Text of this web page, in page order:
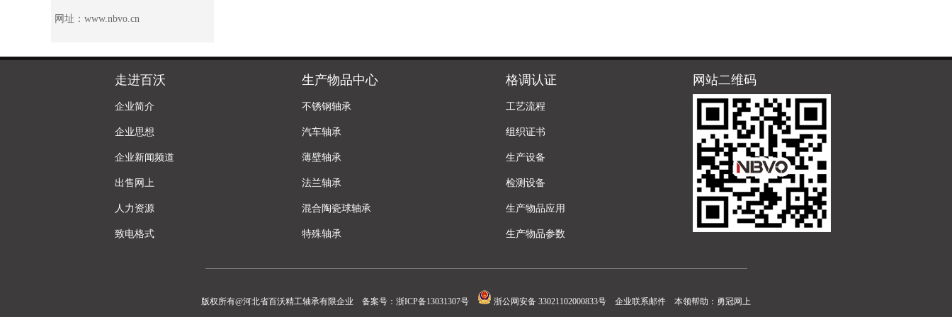
网址： www.nbvo.cn
走进百沃
企业简介
企业思想
企业新闻频道
出售网上
人力资源
致电格式
生产物品中心
不锈钢轴承
汽车轴承
薄壁轴承
法兰轴承
混合陶瓷球轴承
特殊轴承
格调认证
工艺流程
组织证书
生产设备
检测设备
生产物品应用
生产物品参数
网站二维码
版权所有@河北省百沃精工轴承有限企业 备案号： 浙ICP备13031307号 浙公网安备 33021102000833号 企业联系邮件 本领帮助： 勇冠网上